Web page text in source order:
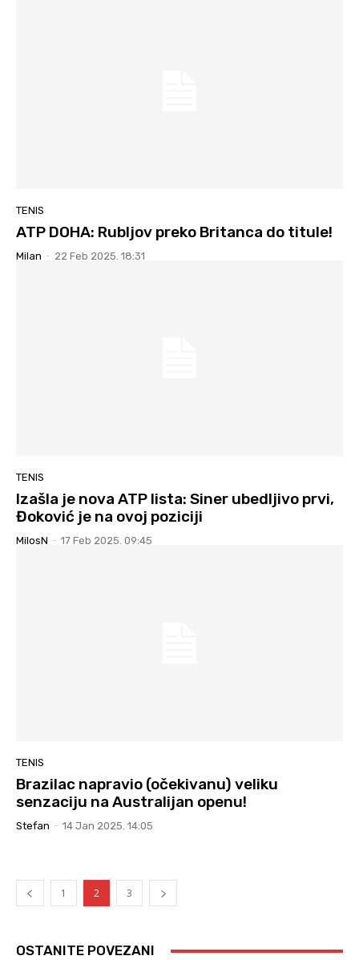
TENIS
ATP DOHA: Rubljov preko Britanca do titule!
Milan - 22 Feb 2025. 18:31
TENIS
Izašla je nova ATP lista: Siner ubedljivo prvi,
Đoković je na ovoj poziciji
MilosN - 17 Feb 2025. 09:45
TENIS
Brazilac napravio (očekivanu) veliku
senzaciju na Australijan openu!
Stefan - 14 Jan 2025. 14:05
1 2 3
OSTANITE POVEZANI